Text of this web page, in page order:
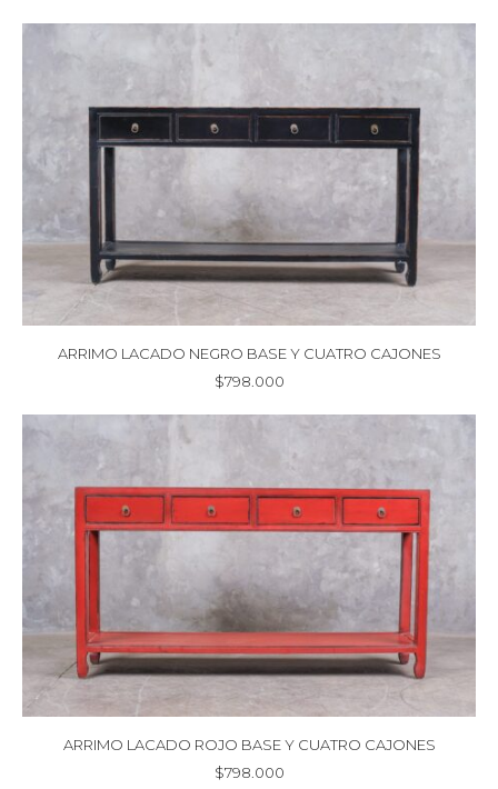
ARRIMO LACADO NEGRO BASE Y CUATRO CAJONES
$798.000
ARRIMO LACADO ROJO BASE Y CUATRO CAJONES
$798.000